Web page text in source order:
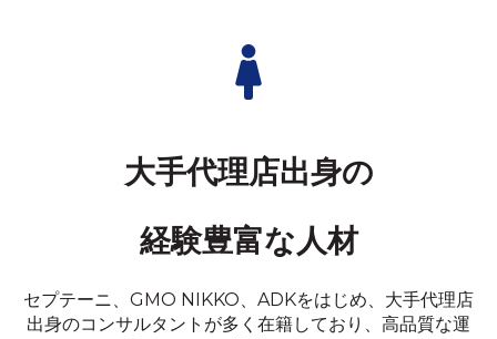
大手代理店出身の
経験豊富な人材
セプテーニ、GMO NIKKO、ADKをはじめ、大手代理店
出身のコンサルタントが多く在籍しており、高品質な運